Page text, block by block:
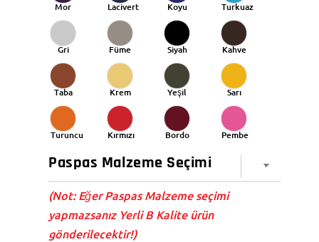
Mor Lacivert
Koyu
Mavi
Turkuaz
Gri Füme Siyah Kahve
Taba Krem Yeşil Sarı
Turuncu Kırmızı Bordo Pembe
(Not: Eğer Paspas Malzeme seçimi
yapmazsanız Yerli B Kalite ürün
gönderilecektir!)